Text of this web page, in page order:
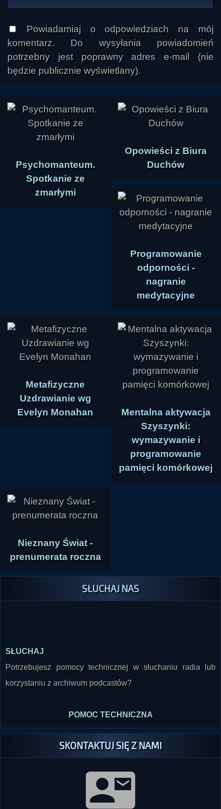
Powiadamiaj o odpowiedziach na mój
komentarz. Do wysyłania powiadomień
potrzebny jest poprawny adres e-mail (nie
będzie publicznie wyświetlany).
Psychomanteum.
Spotkanie ze
zmarłymi
Opowieści z Biura
Duchów
Programowanie
odporności -
nagranie
medytacyjne
Metafizyczne
Uzdrawianie wg
Evelyn Monahan
Mentalna aktywacja
Szyszynki:
wymazywanie i
programowanie
pamięci komórkowej
Nieznany Świat -
prenumerata roczna
SŁUCHAJ NAS
Potrzebujesz pomocy technicznej w słuchaniu radia lub
korzystaniu z archiwum podcastów?
SKONTAKTUJ SIĘ Z NAMI